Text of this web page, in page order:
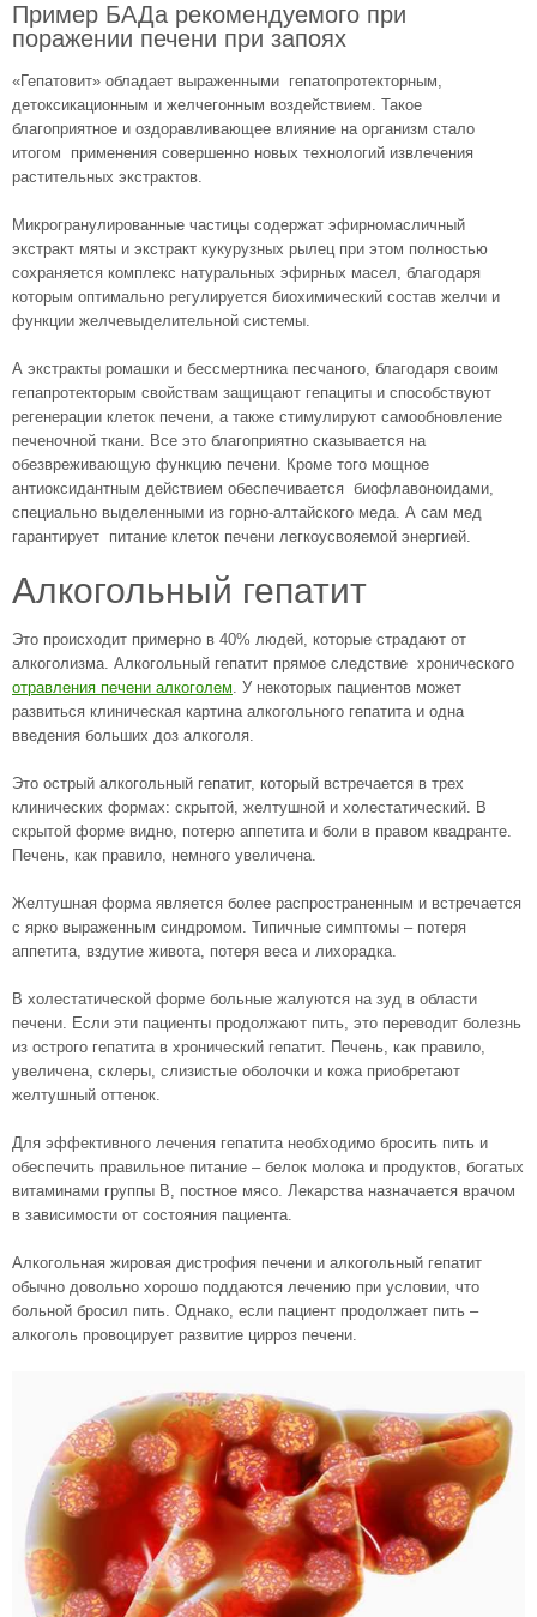
Пример БАДа рекомендуемого при
поражении печени при запоях
«Гепатовит» обладает выраженными гепатопротекторным,
детоксикационным и желчегонным воздействием. Такое
благоприятное и оздоравливающее влияние на организм стало
итогом применения совершенно новых технологий извлечения
растительных экстрактов.
Микрогранулированные частицы содержат эфирномасличный
экстракт мяты и экстракт кукурузных рылец при этом полностью
сохраняется комплекс натуральных эфирных масел, благодаря
которым оптимально регулируется биохимический состав желчи и
функции желчевыделительной системы.
А экстракты ромашки и бессмертника песчаного, благодаря своим
гепапротекторым свойствам защищают гепациты и способствуют
регенерации клеток печени, а также стимулируют самообновление
печеночной ткани. Все это благоприятно сказывается на
обезвреживающую функцию печени. Кроме того мощное
антиоксидантным действием обеспечивается биофлавоноидами,
специально выделенными из горно-алтайского меда. А сам мед
гарантирует питание клеток печени легкоусвояемой энергией.
Алкогольный гепатит
Это происходит примерно в 40% людей, которые страдают от
алкоголизма. Алкогольный гепатит прямое следствие хронического
отравления печени алкоголем. У некоторых пациентов может
развиться клиническая картина алкогольного гепатита и одна
введения больших доз алкоголя.
Это острый алкогольный гепатит, который встречается в трех
клинических формах: скрытой, желтушной и холестатический. В
скрытой форме видно, потерю аппетита и боли в правом квадранте.
Печень, как правило, немного увеличена.
Желтушная форма является более распространенным и встречается
с ярко выраженным синдромом. Типичные симптомы – потеря
аппетита, вздутие живота, потеря веса и лихорадка.
В холестатической форме больные жалуются на зуд в области
печени. Если эти пациенты продолжают пить, это переводит болезнь
из острого гепатита в хронический гепатит. Печень, как правило,
увеличена, склеры, слизистые оболочки и кожа приобретают
желтушный оттенок.
Для эффективного лечения гепатита необходимо бросить пить и
обеспечить правильное питание – белок молока и продуктов, богатых
витаминами группы В, постное мясо. Лекарства назначается врачом
в зависимости от состояния пациента.
Алкогольная жировая дистрофия печени и алкогольный гепатит
обычно довольно хорошо поддаются лечению при условии, что
больной бросил пить. Однако, если пациент продолжает пить –
алкоголь провоцирует развитие цирроз печени.